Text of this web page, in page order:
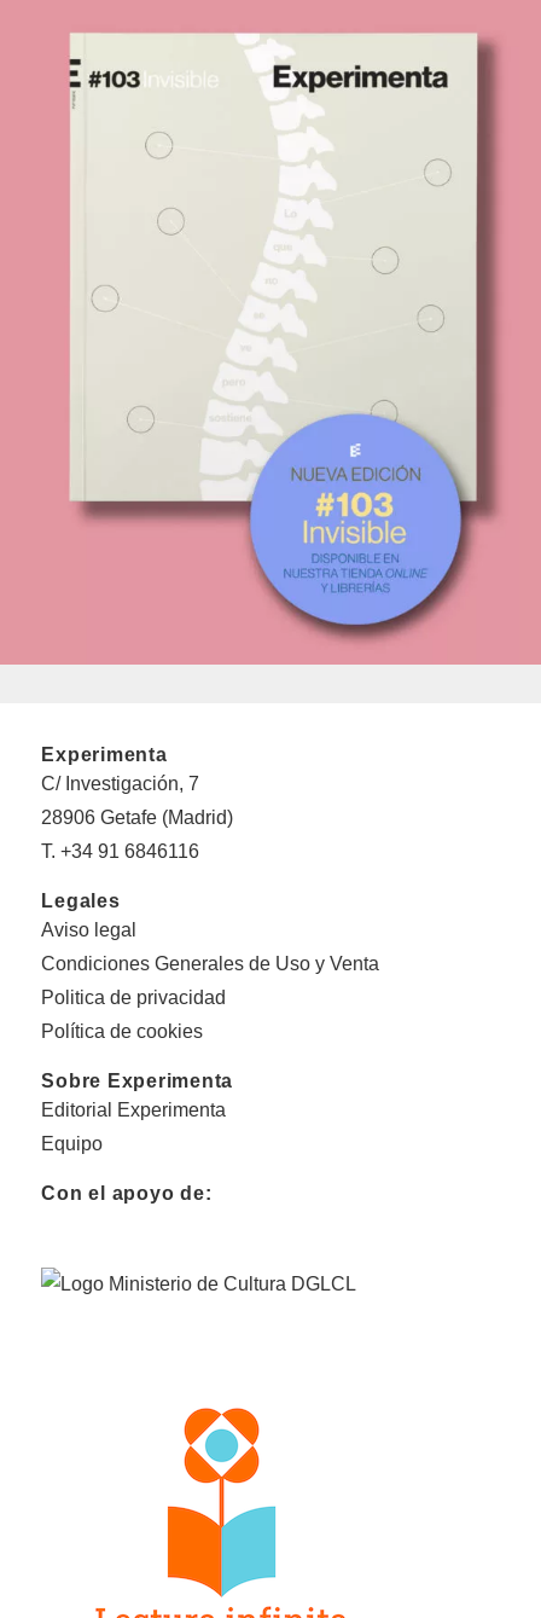
Experimenta
C/ Investigación, 7
28906 Getafe (Madrid)
T. +34 91 6846116
Legales
Aviso legal
Condiciones Generales de Uso y Venta
Politica de privacidad
Política de cookies
Sobre Experimenta
Editorial Experimenta
Equipo
Con el apoyo de: